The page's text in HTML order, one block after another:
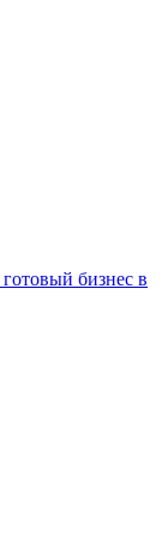
бизнес в